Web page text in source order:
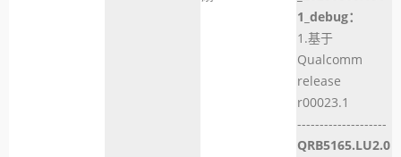
1_debug：
1.基于
Qualcomm
release
r00023.1
--------------------
QRB5165.LU2.0